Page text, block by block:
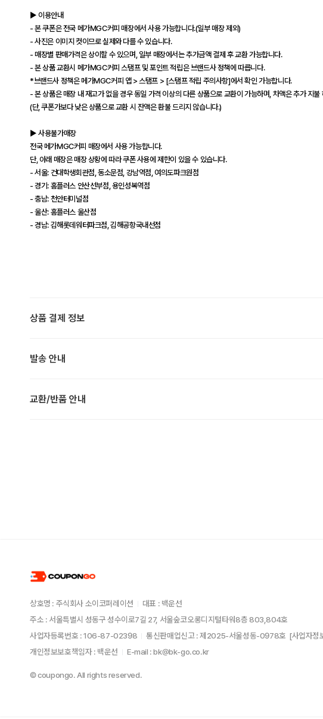
▶ 이용안내
- 본 쿠폰은 전국 메가MGC커피 매장에서 사용 가능합니다.(일부 매장 제외)
- 사진은 이미지 컷이므로 실제와 다를 수 있습니다.
- 매장별 판매가격은 상이할 수 있으며, 일부 매장에서는 추가금액 결제 후 교환 가능합니다.
- 본 상품 교환시 메가MGC커피 스탬프 및 포인트 적립은 브랜드사 정책에 따릅니다.
*브랜드사 정책은 메가MGC커피 앱 > 스탬프 > [스탬프 적립 주의사항]에서 확인 가능합니다.
- 본 상품은 매장 내 재고가 없을 경우 동일 가격 이상의 다른 상품으로 교환이 가능하며, 차액은 추가 지불
(단, 쿠폰가보다 낮은 상품으로 교환 시 잔액은 환불 드리지 않습니다.)
▶ 사용불가매장
전국 메가MGC커피 매장에서 사용 가능합니다.
단, 아래 매장은 매장 상황에 따라 쿠폰 사용에 제한이 있을 수 있습니다.
- 서울: 건대학생회관점, 동소문점, 강남역점, 여의도파크원점
- 경기: 홈플러스 안산선부점, 용인성복역점
- 충남: 천안터미널점
- 울산: 홈플러스 울산점
- 경남: 김해롯데워터파크점, 김해공항국내선점
상품 결제 정보
발송 안내
교환/반품 안내
상호명 : 주식회사 소이코퍼레이션
대표 : 백운선
주소 : 서울특별시 성동구 성수이로7길 27, 서울숲코오롱디지털타워8층 803,804호
사업자등록번호 : 106-87-02398
통신판매업신고 : 제2025-서울성동-0978호 [사업자정
개인정보보호책임자 : 백운선
E-mail : bk@bk-go.co.kr
© coupongo. All rights reserved.